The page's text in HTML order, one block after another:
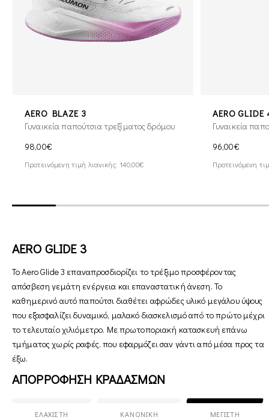
AERO BLAZE 3
Γυναικεία παπούτσια τρεξίματος δρόμου
98,00€
Προτεινόμενη τιμή λιανικής: 140,00€
AERO GLIDE
Γυναικεία
96,00€
Προτεινόμενη
AERO GLIDE 3
Το Aero Glide 3 επαναπροσδιορίζει το τρέξιμο προσφέροντας
απόσβεση γεμάτη ενέργεια και επαναστατική άνεση. Το
καθημερινό αυτό παπούτσι διαθέτει αφρώδες υλικό μεγάλου ύψους
που εξασφαλίζει δυναμικό, μαλακό διασκελισμό από το πρώτο μέχρι
το τελευταίο χιλιόμετρο. Με πρωτοποριακή κατασκευή επάνω
τμήματος χωρίς ραφές, που εφαρμόζει σαν γάντι από μέσα προς τα
έξω.
ΑΠΟΡΡΟΦΗΣΗ ΚΡΑΔΑΣΜΩΝ
ΕΛΆΧΙΣΤΗ ΚΑΝΟΝΙΚΉ ΜΈΓΙΣΤΗ